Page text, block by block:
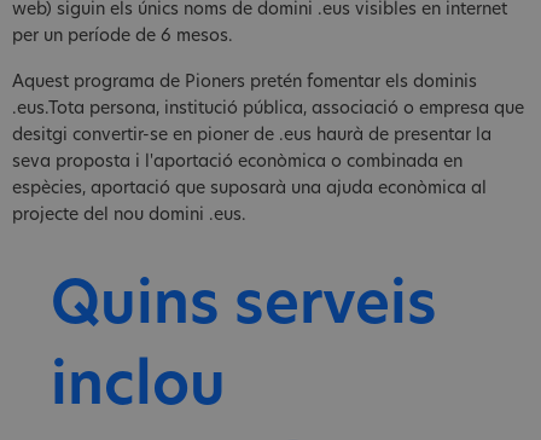
web) siguin els únics noms de domini .eus visibles en internet
per un període de 6 mesos.
Aquest programa de Pioners pretén fomentar els dominis
.eus.Tota persona, institució pública, associació o empresa que
desitgi convertir-se en pioner de .eus haurà de presentar la
seva proposta i l'aportació econòmica o combinada en
espècies, aportació que suposarà una ajuda econòmica al
projecte del nou domini .eus.
Quins serveis
inclou